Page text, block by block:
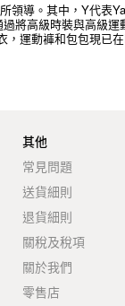
領導。其中，Y代表
將高級時裝與高級
運動褲和包包現已
其他
常見問題
送貨細則
退貨細則
關稅及稅項
關於我們
零售店